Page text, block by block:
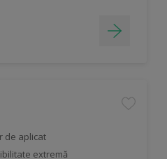
de aplicat
extremă